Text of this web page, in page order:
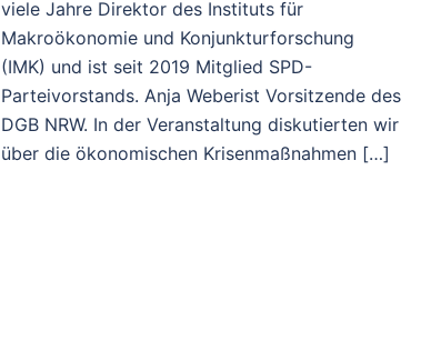
viele Jahre Direktor des Instituts für
Makroökonomie und Konjunkturforschung
(IMK) und ist seit 2019 Mitglied SPD-
Parteivorstands. Anja Weberist Vorsitzende des
DGB NRW. In der Veranstaltung diskutierten wir
über die ökonomischen Krisenmaßnahmen […]